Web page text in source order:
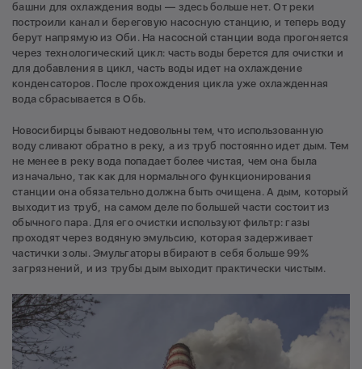
башни для охлаждения воды — здесь больше нет. От реки
построили канал и береговую насосную станцию, и теперь воду
берут напрямую из Оби. На насосной станции вода прогоняется
через технологический цикл: часть воды берется для очистки и
для добавления в цикл, часть воды идет на охлаждение
конденсаторов. После прохождения цикла уже охлажденная
вода сбрасывается в Обь.
Новосибирцы бывают недовольны тем, что использованную
воду сливают обратно в реку, а из труб постоянно идет дым. Тем
не менее в реку вода попадает более чистая, чем она была
изначально, так как для нормального функционирования
станции она обязательно должна быть очищена. А дым, который
выходит из труб, на самом деле по большей части состоит из
обычного пара. Для его очистки используют фильтр: газы
проходят через водяную эмульсию, которая задерживает
частички золы. Эмульгаторы вбирают в себя больше 99%
загрязнений, и из трубы дым выходит практически чистым.